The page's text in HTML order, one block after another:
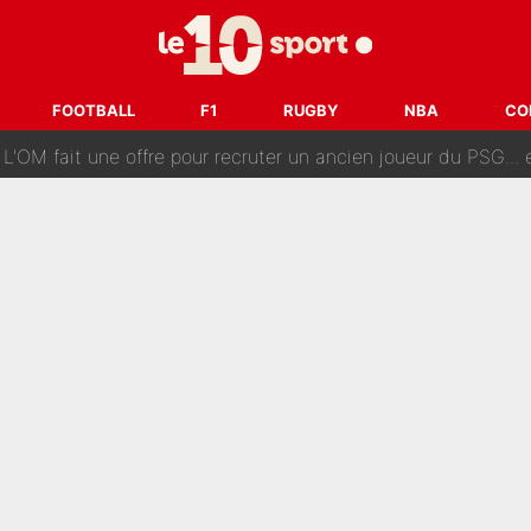
FOOTBALL F1 RUGBY NBA
annonce un premier problème pour Zinedine Zidane en
et va entrer dans une nouvelle dimension :
fait une offre pour recruter un ancien joueur du